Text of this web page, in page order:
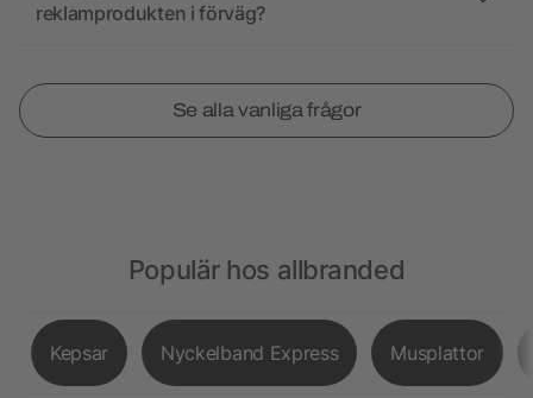
reklamprodukten i förväg?
Se alla vanliga frågor
Populär hos allbranded
Kepsar Nyckelband Express Musplattor